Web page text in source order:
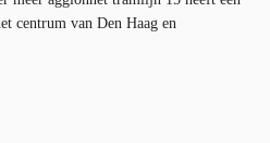
centrum van Den Haag en